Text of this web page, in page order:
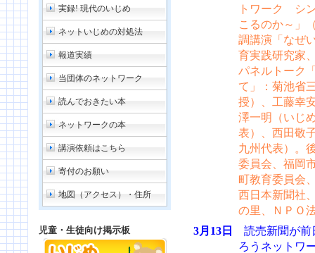
実録! 現代のいじめ
ネットいじめの対処法
報道実績
当団体のネットワーク
読んでおきたい本
ネットワークの本
講演依頼はこちら
寄付のお願い
地図（アクセス）・住所
児童・生徒向け掲示板
トワーク シ
こるのか～」
調講演「なぜ
育実践研究家
パネルトーク
て」：菊池省
授）、工藤幸
澤一明（いじ
表）、西田敬
九州代表）。
委員会、福岡
町教育委員会
西日本新聞社
の里、ＮＰＯ
3月13日
読売新聞が前
ろうネットワ